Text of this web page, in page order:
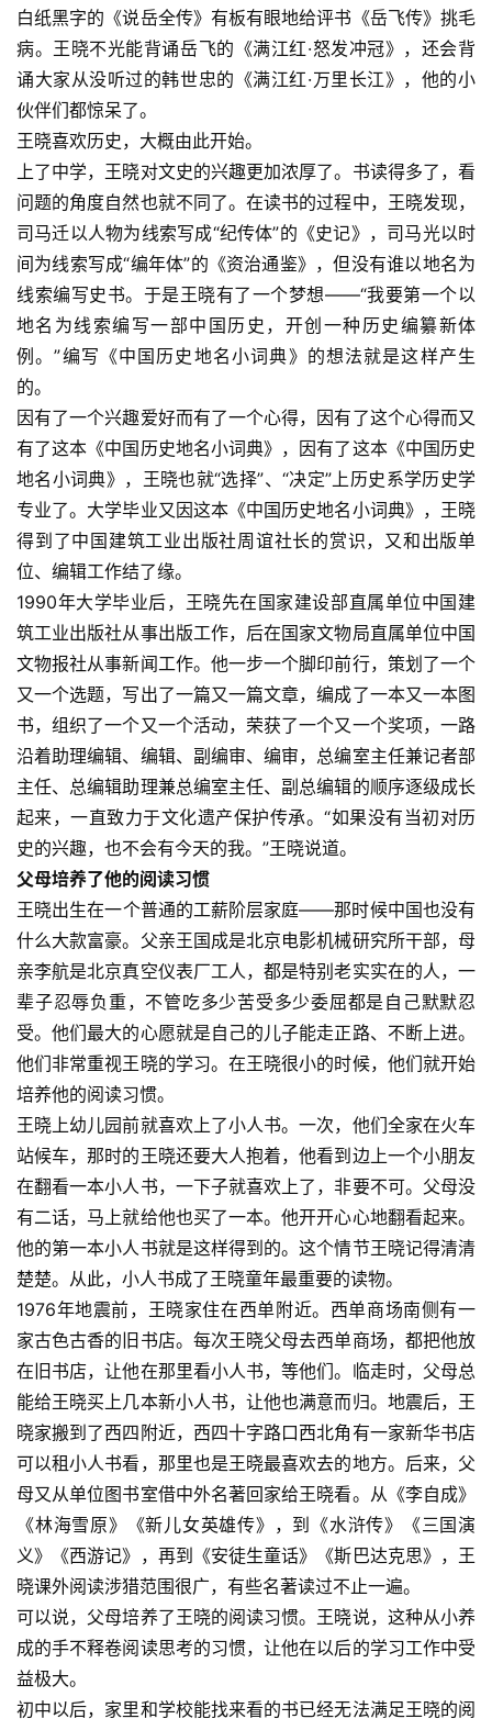
白纸黑字的《说岳全传》有板有眼地给评书《岳飞传》挑毛
病。王晓不光能背诵岳飞的《满江红·怒发冲冠》，还会背
诵大家从没听过的韩世忠的《满江红·万里长江》，他的小
伙伴们都惊呆了。
王晓喜欢历史，大概由此开始。
上了中学，王晓对文史的兴趣更加浓厚了。书读得多了，看
问题的角度自然也就不同了。在读书的过程中，王晓发现，
司马迁以人物为线索写成“纪传体”的《史记》，司马光以时
间为线索写成“编年体”的《资治通鉴》，但没有谁以地名为
线索编写史书。于是王晓有了一个梦想——“我要第一个以
地名为线索编写一部中国历史，开创一种历史编纂新体
例。”编写《中国历史地名小词典》的想法就是这样产生
的。
因有了一个兴趣爱好而有了一个心得，因有了这个心得而又
有了这本《中国历史地名小词典》，因有了这本《中国历史
地名小词典》，王晓也就“选择”、“决定”上历史系学历史学
专业了。大学毕业又因这本《中国历史地名小词典》，王晓
得到了中国建筑工业出版社周谊社长的赏识，又和出版单
位、编辑工作结了缘。
1990年大学毕业后，王晓先在国家建设部直属单位中国建
筑工业出版社从事出版工作，后在国家文物局直属单位中国
文物报社从事新闻工作。他一步一个脚印前行，策划了一个
又一个选题，写出了一篇又一篇文章，编成了一本又一本图
书，组织了一个又一个活动，荣获了一个又一个奖项，一路
沿着助理编辑、编辑、副编审、编审，总编室主任兼记者部
主任、总编辑助理兼总编室主任、副总编辑的顺序逐级成长
起来，一直致力于文化遗产保护传承。“如果没有当初对历
史的兴趣，也不会有今天的我。”王晓说道。
父母培养了他的阅读习惯
王晓出生在一个普通的工薪阶层家庭——那时候中国也没有
什么大款富豪。父亲王国成是北京电影机械研究所干部，母
亲李航是北京真空仪表厂工人，都是特别老实实在的人，一
辈子忍辱负重，不管吃多少苦受多少委屈都是自己默默忍
受。他们最大的心愿就是自己的儿子能走正路、不断上进。
他们非常重视王晓的学习。在王晓很小的时候，他们就开始
培养他的阅读习惯。
王晓上幼儿园前就喜欢上了小人书。一次，他们全家在火车
站候车，那时的王晓还要大人抱着，他看到边上一个小朋友
在翻看一本小人书，一下子就喜欢上了，非要不可。父母没
有二话，马上就给他也买了一本。他开开心心地翻看起来。
他的第一本小人书就是这样得到的。这个情节王晓记得清清
楚楚。从此，小人书成了王晓童年最重要的读物。
1976年地震前，王晓家住在西单附近。西单商场南侧有一
家古色古香的旧书店。每次王晓父母去西单商场，都把他放
在旧书店，让他在那里看小人书，等他们。临走时，父母总
能给王晓买上几本新小人书，让他也满意而归。地震后，王
晓家搬到了西四附近，西四十字路口西北角有一家新华书店
可以租小人书看，那里也是王晓最喜欢去的地方。后来，父
母又从单位图书室借中外名著回家给王晓看。从《李自成》
《林海雪原》《新儿女英雄传》，到《水浒传》《三国演
义》《西游记》，再到《安徒生童话》《斯巴达克思》，王
晓课外阅读涉猎范围很广，有些名著读过不止一遍。
可以说，父母培养了王晓的阅读习惯。王晓说，这种从小养
成的手不释卷阅读思考的习惯，让他在以后的学习工作中受
益极大。
初中以后，家里和学校能找来看的书已经无法满足王晓的阅